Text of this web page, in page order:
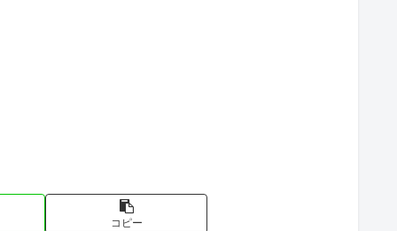
コピー